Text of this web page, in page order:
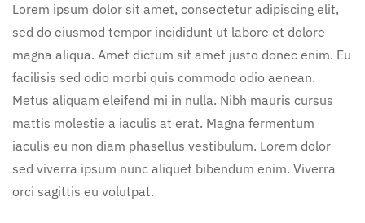
Lorem ipsum dolor sit amet, consectetur adipiscing elit,
sed do eiusmod tempor incididunt ut labore et dolore
magna aliqua. Amet dictum sit amet justo donec enim. Eu
facilisis sed odio morbi quis commodo odio aenean.
Metus aliquam eleifend mi in nulla. Nibh mauris cursus
mattis molestie a iaculis at erat. Magna fermentum
iaculis eu non diam phasellus vestibulum. Lorem dolor
sed viverra ipsum nunc aliquet bibendum enim. Viverra
orci sagittis eu volutpat.